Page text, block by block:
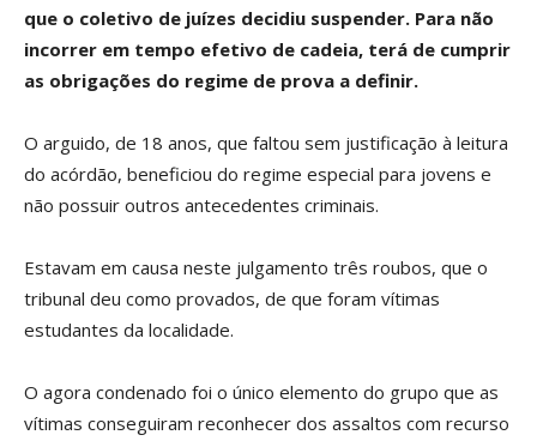
que o coletivo de juízes decidiu suspender. Para não
incorrer em tempo efetivo de cadeia, terá de cumprir
as obrigações do regime de prova a definir.
O arguido, de 18 anos, que faltou sem justificação à leitura
do acórdão, beneficiou do regime especial para jovens e
não possuir outros antecedentes criminais.
Estavam em causa neste julgamento três roubos, que o
tribunal deu como provados, de que foram vítimas
estudantes da localidade.
O agora condenado foi o único elemento do grupo que as
vítimas conseguiram reconhecer dos assaltos com recurso